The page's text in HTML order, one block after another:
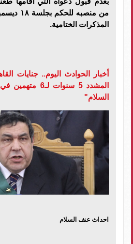
من منصبه
المذكرات الختامية.
أخبار الحوادث اليوم.. جنايات
المشدد 5 سنوات
السلام"
احداث عنف السلام